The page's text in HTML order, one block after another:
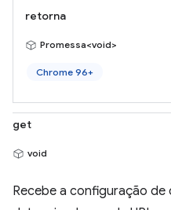
retorna
Promessa<void>
Chrome 96+
get
void
Recebe a configuração